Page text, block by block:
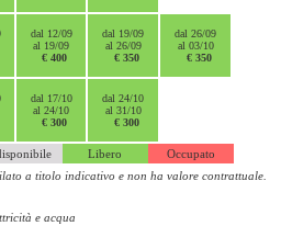
dal 12/09
al 19/09
€ 400
dal 19/09
al 26/09
€ 350
dal 26/09
al 03/10
€ 350
dal 17/10
al 24/10
€ 300
dal 24/10
al 31/10
€ 300
Libero
Occupato
a titolo indicativo e non ha valore contrattuale.
e acqua